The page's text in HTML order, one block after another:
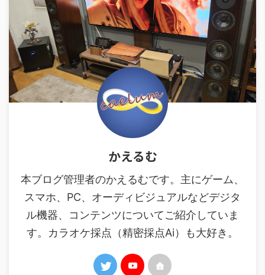
かえるむ
本ブログ管理者のかえるむです。主にゲーム、
スマホ、PC、オーディビジュアルなどデジタ
ル機器、コンテンツについてご紹介していま
す。カラオケ採点（精密採点Ai）も大好き。